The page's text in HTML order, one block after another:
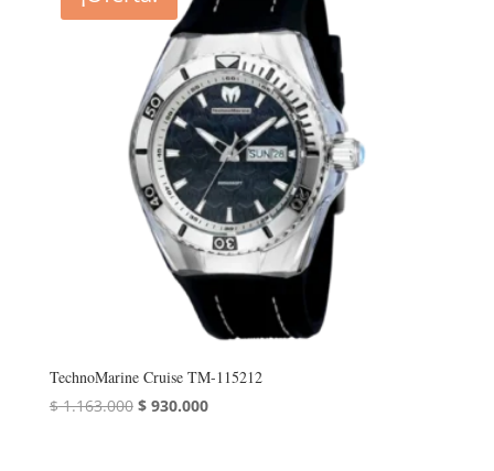
TechnoMarine Cruise TM-115212
$1.163.000 El
$930.000El